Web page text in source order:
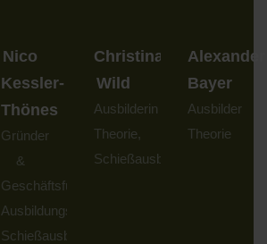
Nico
Kessler-
Thönes
Gründer
&
Geschäftsführer,
Ausbildungsleiter,
Schießausbilder
Christina
Wild
Ausbilderin
Theorie,
Schießausbilderin
Alexander
Bayer
Ausbilder
Theorie